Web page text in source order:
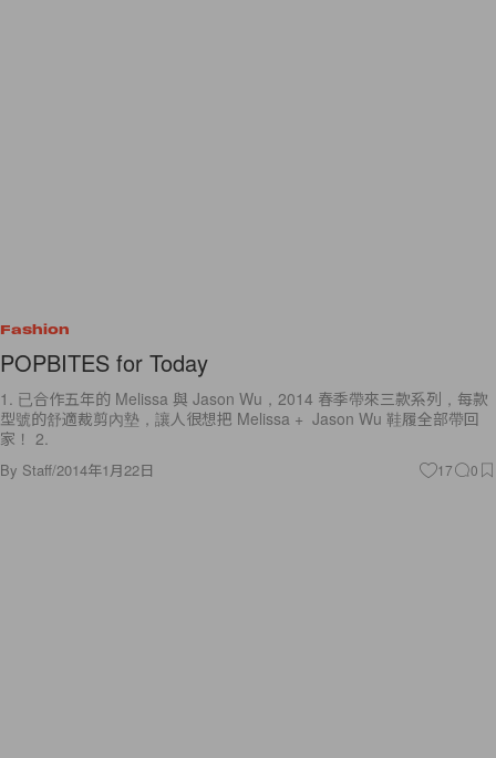
Fashion
POPBITES for Today
1. 已合作五年的 Melissa 與 Jason Wu，2014 春季帶來三款系列，每款
型號的舒適裁剪內墊，讓人很想把 Melissa + Jason Wu 鞋履全部帶回
家！ 2.
By Staff/2014年1月22日 17 0